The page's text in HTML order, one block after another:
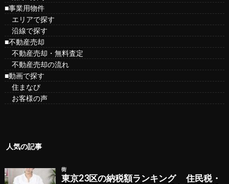
■事業用物件
エリアで探す
沿線で探す
■不動産売却
不動産売却・無料査定
不動産売却の流れ
■動画で探す
住まなび
お客様の声
人気の記事